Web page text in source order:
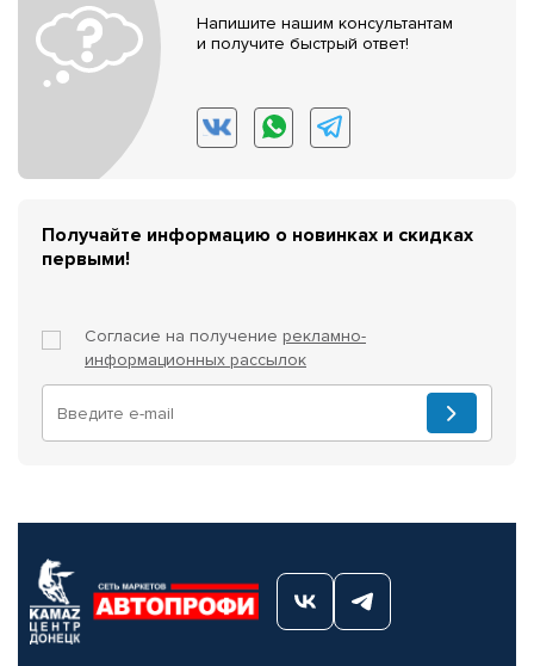
Напишите нашим консультантам
и получите быстрый ответ!
Получайте информацию о новинках и скидках
первыми!
Согласие на получение рекламно-
информационных рассылок